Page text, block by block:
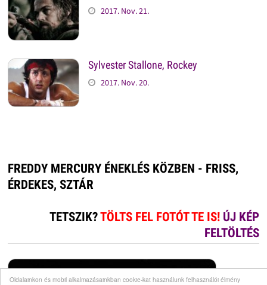
Oldalainkon és mobil alkalmazásainkban cookie-kat használunk felhasználói élmény
2017. Nov. 21.
Sylvester Stallone, Rockey
2017. Nov. 20.
FREDDY MERCURY ÉNEKLÉS KÖZBEN - FRISS,
ÉRDEKES, SZTÁR
TETSZIK?TÖLTS FEL FOTÓT TE IS! ÚJ KÉP
FELTÖLTÉS